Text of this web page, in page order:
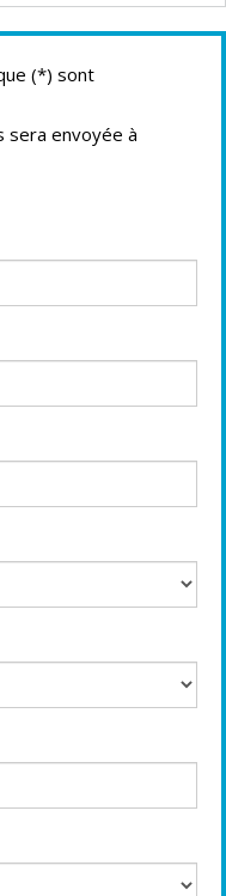
(*) sont
sera envoyée à